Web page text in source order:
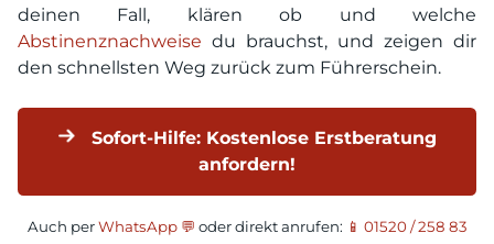
deinen Fall, klären ob und welche
Abstinenznachweise du brauchst, und zeigen dir
den schnellsten Weg zurück zum Führerschein.
Sofort-Hilfe: Kostenlose Erstberatung
anfordern!
Auch perWhatsApp 💬 oder direkt anrufen: 📱 01520 / 258 83